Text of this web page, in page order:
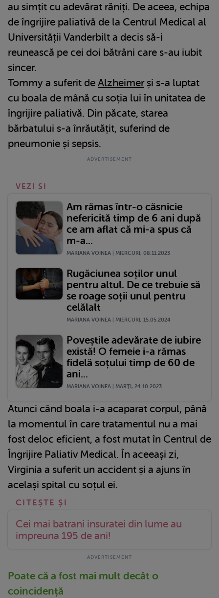
au simțit cu adevărat răniți. De aceea, echipa
de îngrijire paliativă de la Centrul Medical al
Universității Vanderbilt a decis să-i
reunească pe cei doi bătrâni care s-au iubit
sincer.
Tommy a suferit de Alzheimerși s-a luptat
cu boala de mână cu soția lui în unitatea de
îngrijire paliativă. Din păcate, starea
bărbatului s-a înrăutățit, suferind de
pneumonie și sepsis.
VEZI SI
Am rămas într-o căsnicie
nefericită timp de 6 ani după
ce am aflat că mi-a spus că
m-a...
MARIANA VOINEA | MIERCURI, 08.11.2023
Rugăciunea soților unul
pentru altul. De ce trebuie să
se roage soții unul pentru
celălalt
MARIANA VOINEA | MIERCURI, 15.05.2024
Poveștile adevărate de iubire
există! O femeie i-a rămas
fidelă soțului timp de 60 de
ani...
MARIANA VOINEA | MARŢI, 24.10.2023
Atunci când boala i-a acaparat corpul, până
la momentul în care tratamentul nu a mai
fost deloc eficient, a fost mutat în Centrul de
Îngrijire Paliativ Medical. În aceeași zi,
Virginia a suferit un accident și a ajuns în
același spital cu soțul ei.
Cei mai batrani insuratei din lume au
impreuna 195 de ani!
Poate că a fost mai mult decât o
coincidență